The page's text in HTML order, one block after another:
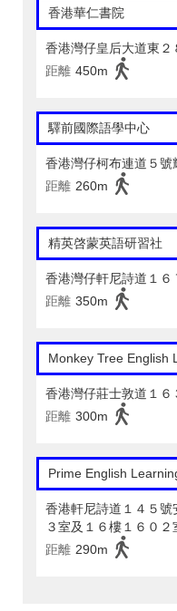
香港華仁書院
香港灣仔皇后大道東２
距離 450m
驛前國際語學中心
香港灣仔柯布連道５號
距離 260m
精英啓蒙英語研習社
香港灣仔軒尼詩道１
距離 350m
Monkey Tree English
香港灣仔莊士敦道１
距離 300m
Prime English
香港軒尼詩道１４５號
３室及１６樓１６０２
距離 290m